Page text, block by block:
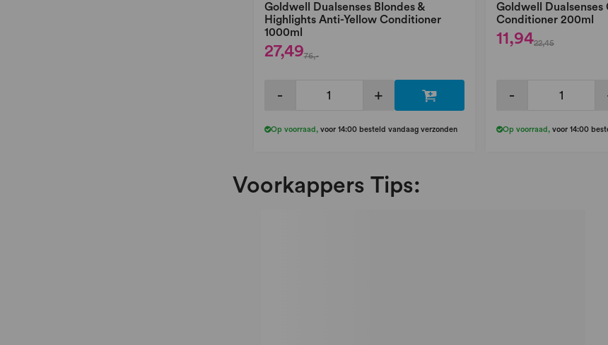
Goldwell Dualsenses Blondes &
Highlights Anti-Yellow Conditioner
1000ml
27,4976,-
- +
Op voorraad , voor 14:00 besteld vandaag verzonden
Goldwell Dualsenses
Conditioner 200ml
11,9422,45
-
Op voorraad , voor 14:00
Voorkappers Tips: